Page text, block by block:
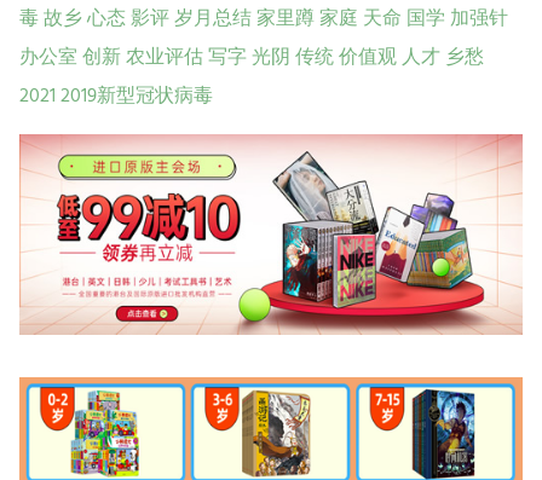
毒故乡心态影评岁月总结家里蹲家庭 天命 国学 加强针
办公室创新农业评估写字光阴传统价值观人才乡愁
20212019新型冠状病毒